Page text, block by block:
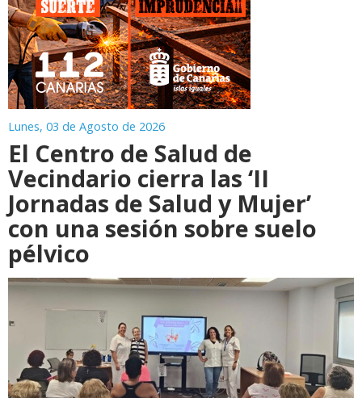
Lunes, 03 de Agosto de 2026
El Centro de Salud de
Vecindario cierra las ‘II
Jornadas de Salud y Mujer’
con una sesión sobre suelo
pélvico